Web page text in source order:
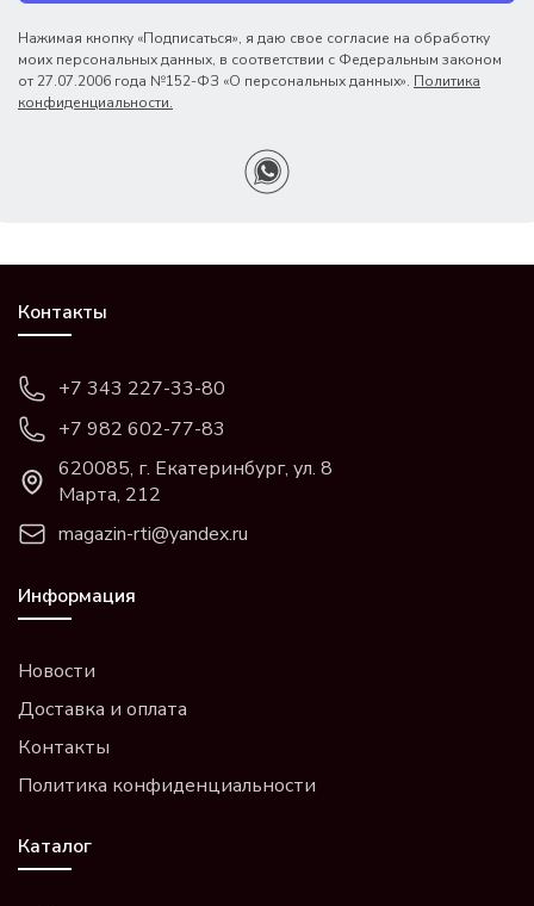
Нажимая кнопку «Подписаться», я даю свое согласие на обработку
моих персональных данных, в соответствии с Федеральным законом
от 27.07.2006 года №152-ФЗ «О персональных данных». Политика
конфиденциальности.
Контакты
+7 343 227-33-80
+7 982 602-77-83
620085, г. Екатеринбург, ул. 8
Марта, 212
magazin-rti@yandex.ru
Информация
Новости
Доставка и оплата
Контакты
Политика конфиденциальности
Каталог